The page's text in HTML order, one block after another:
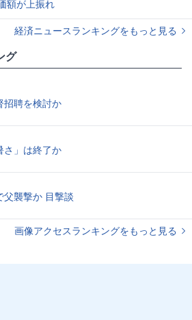
額が上振れ
経済ニュースランキングをもっと見る
グ
招聘を検討か
さ」は終了か
父襲撃か 目撃談
画像アクセスランキングをもっと見る